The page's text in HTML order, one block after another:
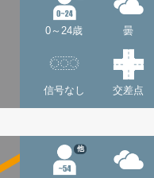
0～24歳 曇
信号なし 交差点
他